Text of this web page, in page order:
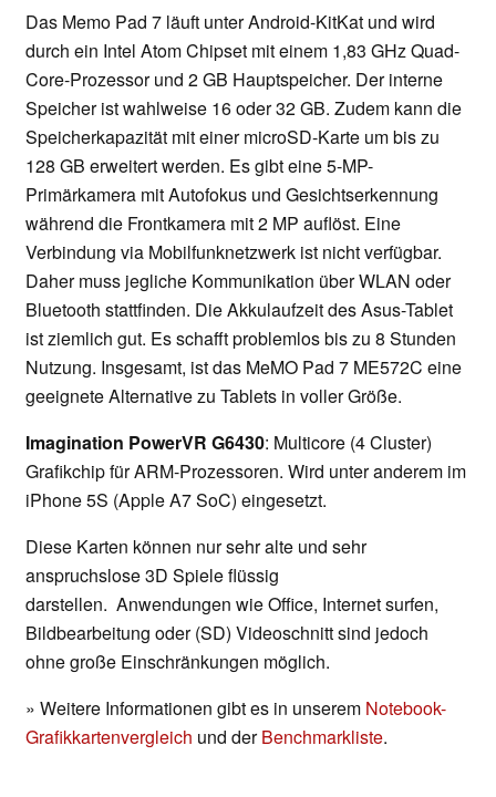
Das Memo Pad 7 läuft unter Android-KitKat und wird
durch ein Intel Atom Chipset mit einem 1,83 GHz Quad-
Core-Prozessor und 2 GB Hauptspeicher. Der interne
Speicher ist wahlweise 16 oder 32 GB. Zudem kann die
Speicherkapazität mit einer microSD-Karte um bis zu
128 GB erweitert werden. Es gibt eine 5-MP-
Primärkamera mit Autofokus und Gesichtserkennung
während die Frontkamera mit 2 MP auflöst. Eine
Verbindung via Mobilfunknetzwerk ist nicht verfügbar.
Daher muss jegliche Kommunikation über WLAN oder
Bluetooth stattfinden. Die Akkulaufzeit des Asus-Tablet
ist ziemlich gut. Es schafft problemlos bis zu 8 Stunden
Nutzung. Insgesamt, ist das MeMO Pad 7 ME572C eine
geeignete Alternative zu Tablets in voller Größe.
Imagination PowerVR G6430: Multicore (4 Cluster)
Grafikchip für ARM-Prozessoren. Wird unter anderem im
iPhone 5S (Apple A7 SoC) eingesetzt.
Diese Karten können nur sehr alte und sehr
anspruchslose 3D Spiele flüssig
darstellen. Anwendungen wie Office, Internet surfen,
Bildbearbeitung oder (SD) Videoschnitt sind jedoch
ohne große Einschränkungen möglich.
» Weitere Informationen gibt es in unserem Notebook-
Grafikkartenvergleich und derBenchmarkliste.